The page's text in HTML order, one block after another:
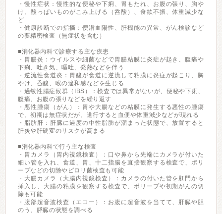
・慢性症状：慢性的な便秘や下痢、胃もたれ、お腹の張り、胸や
け、酸っぱいものがこみ上げる（呑酸）、食欲不振、体重減少な
ど
・健康診断での指摘：便潜血陽性、肝機能の異常、がん検診など
の要精密検査（無症状を含む）
■消化器内科で診療する主な疾患
・胃腸炎：ウイルスや細菌などで胃腸粘膜に炎症が起き、腹痛や
下痢、吐き気、嘔吐、発熱などを伴う
・逆流性食道炎：胃酸が食道に逆流して粘膜に炎症が起こり、胸
やけ、呑酸、喉の違和感などを生じる
・過敏性腸症候群（IBS）：検査では異常がないが、便秘や下痢、
腹痛、お腹の張りなどを繰り返す
・悪性腫瘍（がん）：胃や大腸などの粘膜に発生する悪性の腫瘍
で、初期は無症状だが、進行すると血便や体重減少などが現れる
・脂肪肝：肝臓に過度の中性脂肪が溜まった状態で、放置すると
肝炎や肝硬変のリスクが高まる
■消化器内科で行う主な検査
・胃カメラ（胃内視鏡検査）：口や鼻から先端にカメラが付いた
細い管を入れ、食道、胃、十二指腸を直接観察する検査で、ポリ
ープなどの切除やピロリ菌検査も可能
・大腸カメラ（大腸内視鏡検査）：カメラの付いた管を肛門から
挿入し、大腸の粘膜を観察する検査で、ポリープや初期がんの切
除も可能
・腹部超音波検査（エコー）：お腹に超音波を当てて、肝臓や胆
のう、膵臓の状態を調べる